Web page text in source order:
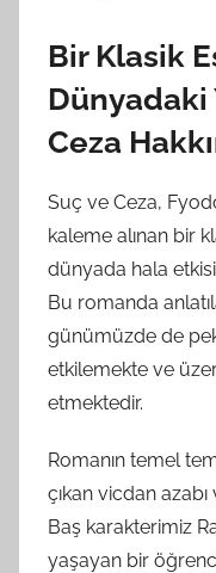
Bir Klasik
Dünyadaki
Ceza
Suç ve Ceza,
kaleme alınan bir
dünyada hala
Bu romanda
günümüzde de
etkilemekte ve
etmektedir.
Romanın temel
çıkan vicdan
Baş karakterimiz
yaşayan bir